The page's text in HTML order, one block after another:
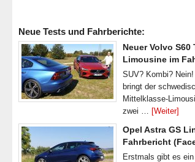
Neue Tests und Fahrberichte:
Neuer Volvo
Limousine im
SUV? Kombi?
bringt der
Mittelklasse-
zwei … [Weiter]
Opel Astra GS
Fahrbericht
Erstmals gibt es